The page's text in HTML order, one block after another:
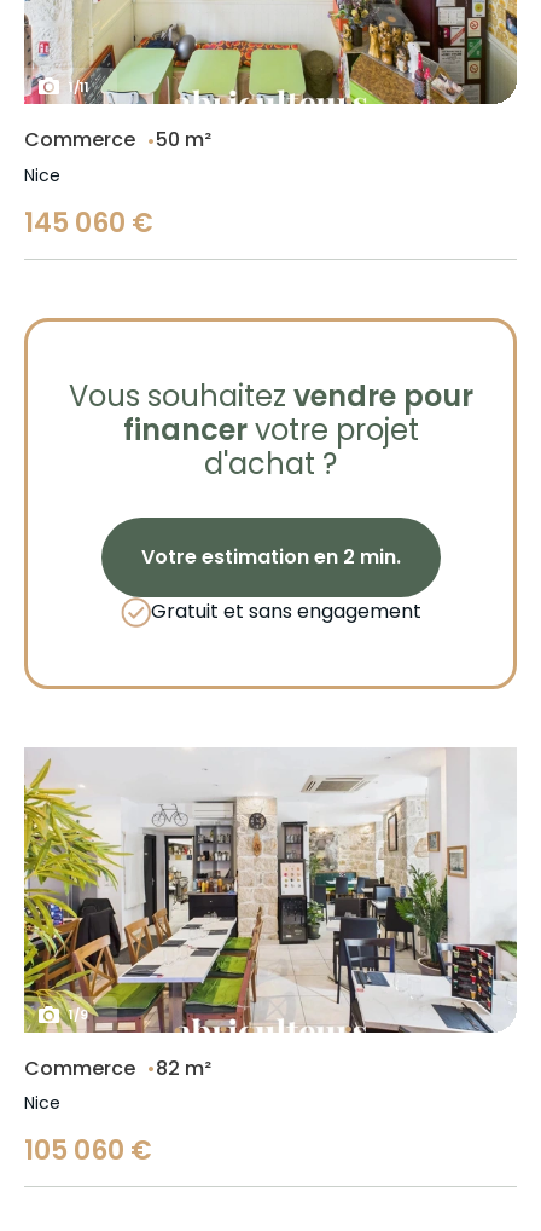
1/11
Commerce 50 m²
Nice
145 060 €
Vous souhaitez vendre pour
financervotre projet
d'achat ?
Votre estimation en 2 min.
Gratuit et sans engagement
1/9
Commerce 82 m²
Nice
105 060 €